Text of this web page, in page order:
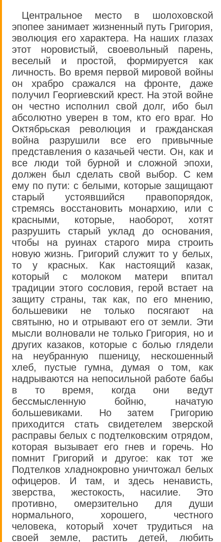
Центральное место в шолоховской
эпопее занимает жизненный путь Григория,
эволюция его характера. На наших глазах
этот норовистый, своевольный парень,
веселый и простой, формируется как
личность. Во время первой мировой войны
он храбро сражался на фронте, даже
получил Георгиевский крест. На этой войне
он честно исполнил свой долг, ибо был
абсолютно уверен в том, кто его враг. Но
Октябрьская революция и гражданская
война разрушили все его привычные
представления о казачьей чести. Он, как и
все люди той бурной и сложной эпохи,
должен был сделать свой выбор. С кем
ему по пути: с белыми, которые защищают
старый устоявшийся правопорядок,
стремясь восстановить монархию, или с
красными, которые, наоборот, хотят
разрушить старый уклад до основания,
чтобы на руинах старого мира строить
новую жизнь. Григорий служит то у белых,
то у красных. Как настоящий казак,
который с молоком матери впитал
традиции этого сословия, герой встает на
защиту страны, так как, по его мнению,
большевики не только посягают на
святыню, но и отрывают его от земли. Эти
мысли волновали не только Григория, но и
других казаков, которые с болью глядели
на неубранную пшеницу, нескошенный
хлеб, пустые гумна, думая о том, как
надрываются на непосильной работе бабы
в то время, когда они ведут
бессмысленную бойню, начатую
большевиками. Но затем Григорию
приходится стать свидетелем зверской
расправы белых с подтелковским отрядом,
которая вызывает его гнев и горечь. Но
помнит Григорий и другое: как тот же
Подтелков хладнокровно уничтожал белых
офицеров. И там, и здесь ненависть,
зверства, жестокость, насилие. Это
противно, омерзительно для души
нормального, хорошего, честного
человека, который хочет трудиться на
своей земле, растить детей, любить